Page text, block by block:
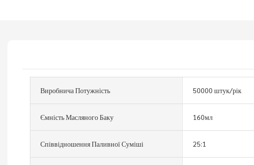
Виробнича Потужність 50000 штук/рік
Ємність Масляного Баку 160мл
Співвідношення Паливної Суміші 25:1